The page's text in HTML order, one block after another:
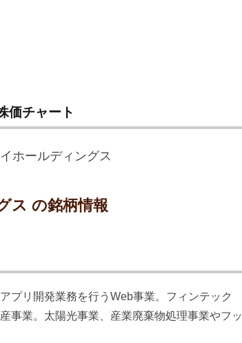
価チャート
ス の銘柄情報
プリ開発業務を行うWeb事業。フィンテック
事業。太陽光事業、産業廃棄物処理事業やフッ